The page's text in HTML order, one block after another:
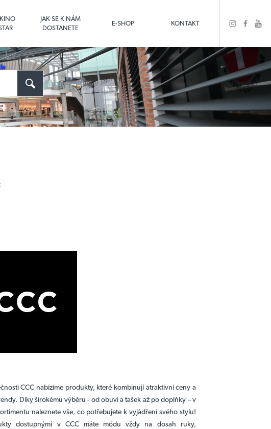
JAK SE K NÁM
DOSTANETE
E-SHOP KONTAKT
CCC nabízíme produkty, které kombinují atraktivní ceny a
Díky širokému výběru - od obuvi a tašek až po doplňky – v
naleznete vše, co potřebujete k vyjádření svého stylu!
dostupnými v CCC máte módu vždy na dosah ruky,